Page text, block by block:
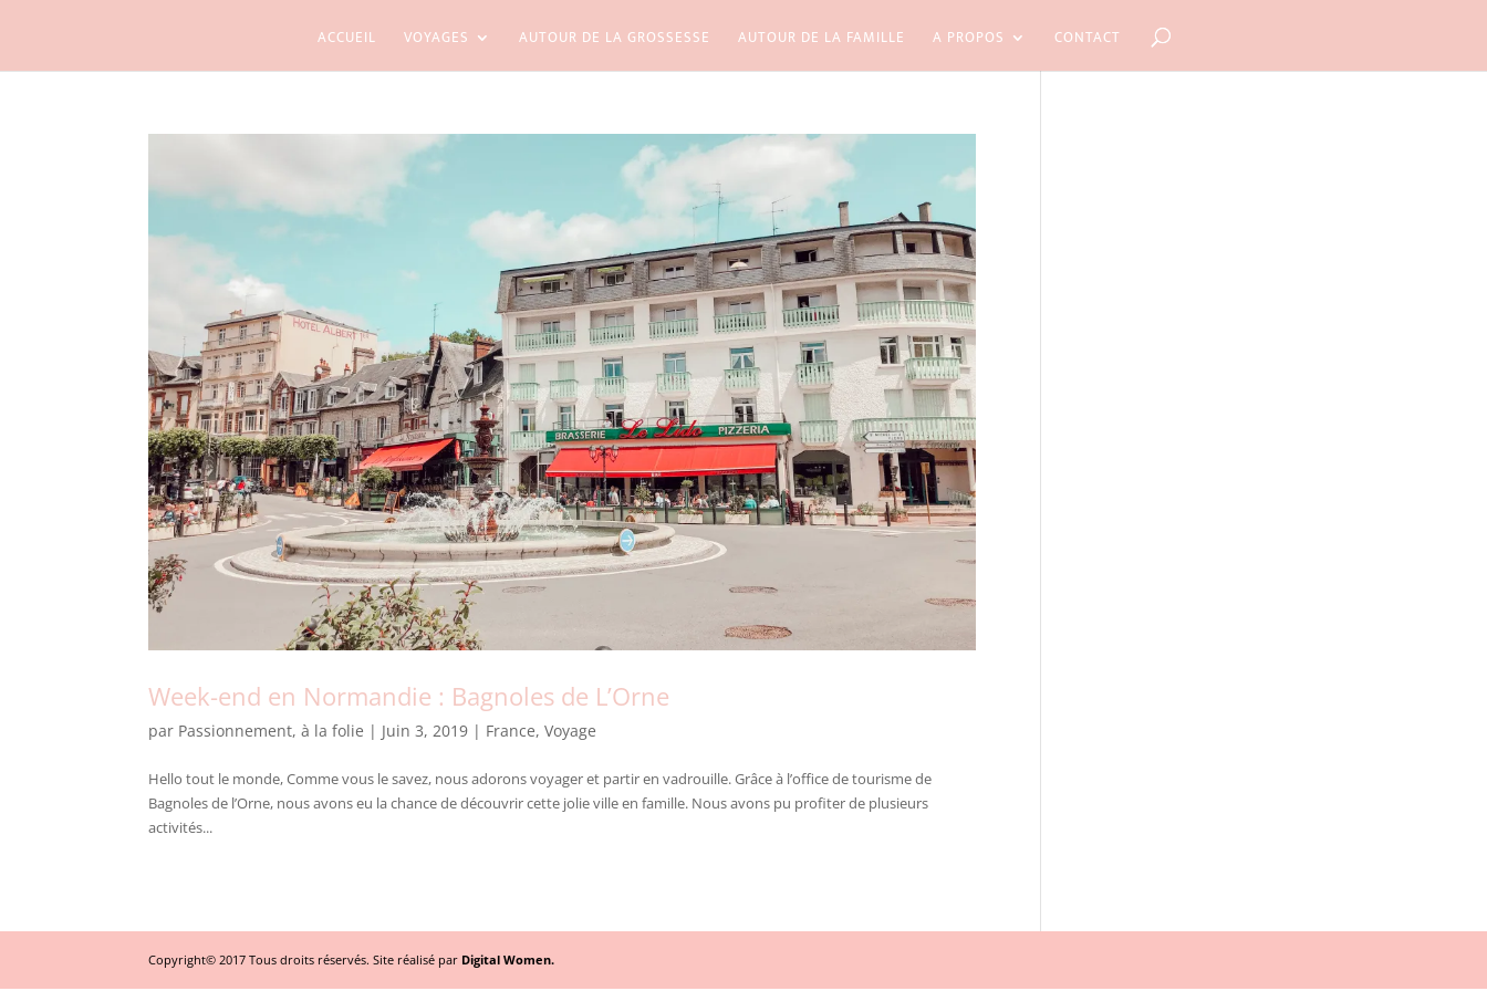
ACCUEIL VOYAGES AUTOUR DE LA GROSSESSE AUTOUR DE LA FAMILLE A PROPOS CONTACT
Week-end en Normandie : Bagnoles de L’Orne
par Passionnement, à la folie | Juin 3, 2019 | France,Voyage
Hello tout le monde, Comme vous le savez, nous adorons voyager et partir en vadrouille. Grâce à l’office de tourisme de
Bagnoles de l’Orne, nous avons eu la chance de découvrir cette jolie ville en famille. Nous avons pu profiter de plusieurs
activités...
Copyright© 2017 Tous droits réservés. Site réalisé par Digital Women.